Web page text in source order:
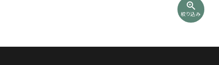
zoom_in
絞り込み